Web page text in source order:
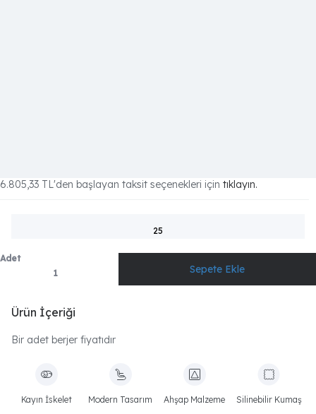
6.805,33 TL'den başlayan taksit seçenekleri için tıklayın.
25
Adet
Ürün İçeriği
Bir adet berjer fiyatıdır
Kayın İskelet Modern Tasarım Ahşap Malzeme Silinebilir Kumaş